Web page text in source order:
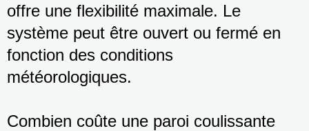
offre une flexibilité maximale. Le
système peut être ouvert ou fermé en
fonction des conditions
météorologiques.
Combien coûte une paroi coulissante